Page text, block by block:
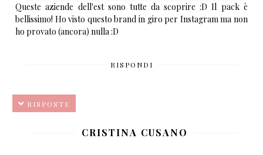
Queste aziende dell'est sono tutte da scoprire :D Il pack è
bellissimo! Ho visto questo brand in giro per Instagram ma non
ho provato (ancora) nulla :D
RISPONDI
RISPOSTE
CRISTINA CUSANO